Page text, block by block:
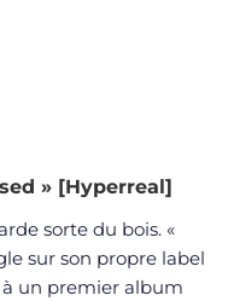
» [Hyperreal]
sorte du bois. «
sur son propre label
un premier album